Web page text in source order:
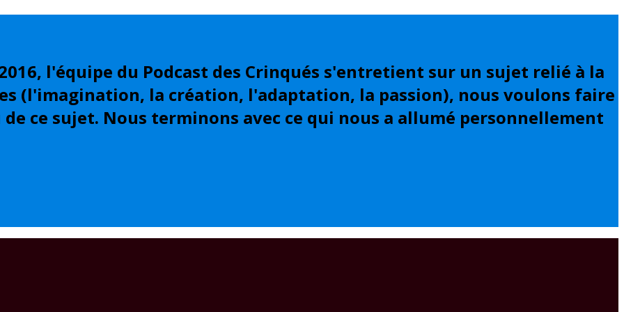
l'équipe du Podcast des Crinqués s'entretient sur un sujet relié à la
(l'imagination, la création, l'adaptation, la passion), nous voulons faire
ce sujet. Nous terminons avec ce qui nous a allumé personnellement